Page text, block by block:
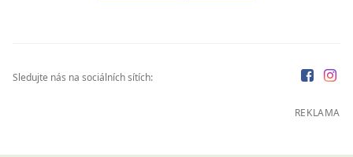
Sledujte nás na sociálních sítích:
REKLAMA